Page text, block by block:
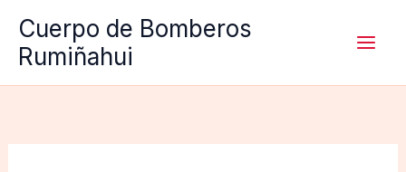
contenido
Cuerpo de Bomberos
Rumiñahui